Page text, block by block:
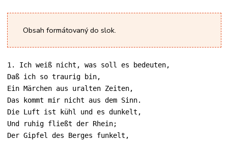
Obsah formátovaný do slok.
1. Ich weiß nicht, was soll es bedeuten,
Daß ich so traurig bin,
Ein Märchen aus uralten Zeiten,
Das kommt mir nicht aus dem Sinn.
Die Luft ist kühl und es dunkelt,
Und ruhig fließt der Rhein;
Der Gipfel des Berges funkelt,